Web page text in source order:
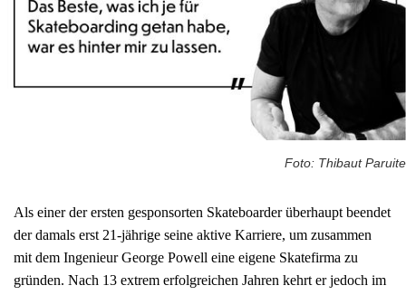
Foto: Thibaut Paruite
Als einer der ersten gesponsorten Skateboarder überhaupt beendet
der damals erst 21-jährige seine aktive Karriere, um zusammen
mit dem Ingenieur George Powell eine eigene Skatefirma zu
gründen. Nach 13 extrem erfolgreichen Jahren kehrt er jedoch im